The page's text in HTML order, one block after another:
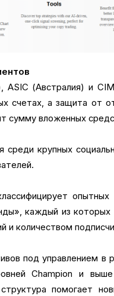
ASIC (Австралия) и
счетах, а защита от
сумму вложенных
среди крупных
каждый из которых
и количеством
под управлением в
Champion и выше
помогает